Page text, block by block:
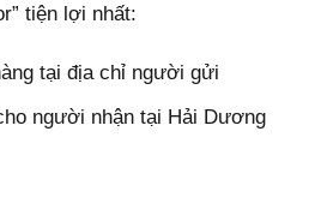
tiện lợi nhất:
tại địa chỉ người gửi
người nhận tại Hải Dương